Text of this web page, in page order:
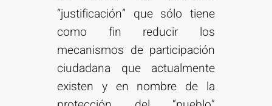
“justificación” que sólo tiene
como fin reducir los
mecanismos de participación
ciudadana que actualmente
existen y en nombre de la